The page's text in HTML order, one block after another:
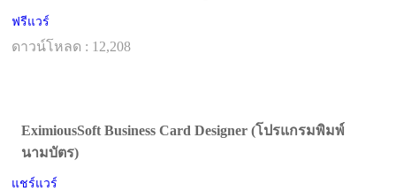
ฟรีแวร์
ดาวน์โหลด : 12,208
EximiousSoft Business Card Designer (โปรแกรมพิมพ์
นามบัตร)
แชร์แวร์